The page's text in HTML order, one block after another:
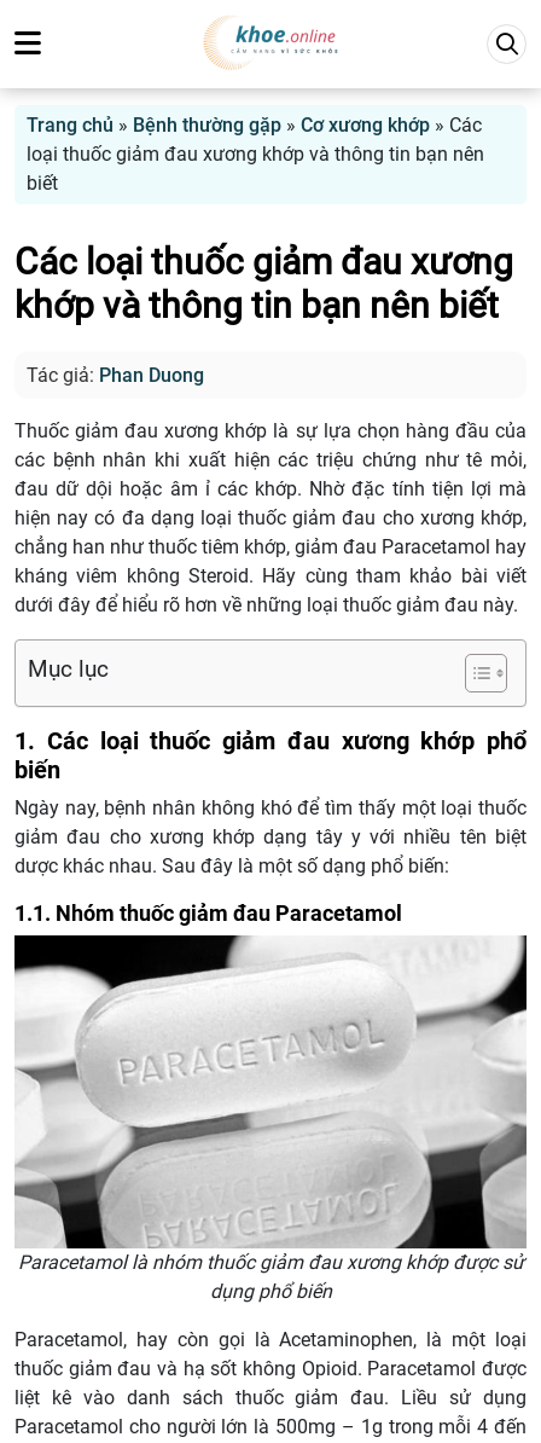
Trang chủ » Bệnh thường gặp » Cơ xương khớp » Các
loại thuốc giảm đau xương khớp và thông tin bạn nên
biết
Các loại thuốc giảm đau xương
khớp và thông tin bạn nên biết
Tác giả: Phan Duong
Thuốc giảm đau xương khớp là sự lựa chọn hàng đầu của
các bệnh nhân khi xuất hiện các triệu chứng như tê mỏi,
đau dữ dội hoặc âm ỉ các khớp. Nhờ đặc tính tiện lợi mà
hiện nay có đa dạng loại thuốc giảm đau cho xương khớp,
chẳng han như thuốc tiêm khớp, giảm đau Paracetamol hay
kháng viêm không Steroid. Hãy cùng tham khảo bài viết
dưới đây để hiểu rõ hơn về những loại thuốc giảm đau này.
Mục lục
1. Các loại thuốc giảm đau xương khớp phổ
biến
Ngày nay, bệnh nhân không khó để tìm thấy một loại thuốc
giảm đau cho xương khớp dạng tây y với nhiều tên biệt
dược khác nhau. Sau đây là một số dạng phổ biến:
1.1. Nhóm thuốc giảm đau Paracetamol
Paracetamol là nhóm thuốc giảm đau xương khớp được sử
dụng phổ biến
Paracetamol, hay còn gọi là Acetaminophen, là một loại
thuốc giảm đau và hạ sốt không Opioid. Paracetamol được
liệt kê vào danh sách thuốc giảm đau. Liều sử dụng
Paracetamol cho người lớn là 500mg – 1g trong mỗi 4 đến